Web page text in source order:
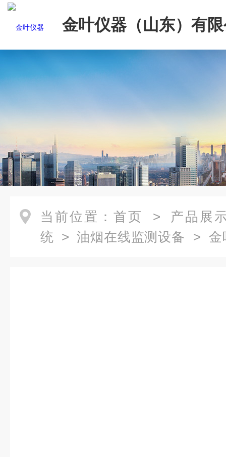
金叶仪器（山东）有
当前位置： 首页 > 产品展
统 > 油烟在线监测设备 > 金